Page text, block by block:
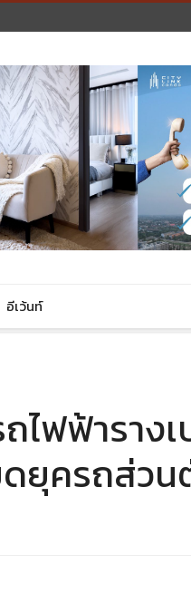
อีเว้นท์
ไฟฟ้ารางเ
ยุครถส่วน